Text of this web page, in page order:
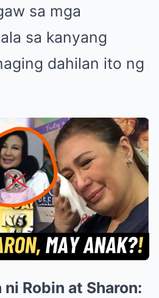
sa mga
sa kanyang
dahilan ito ng
Robin at Sharon: